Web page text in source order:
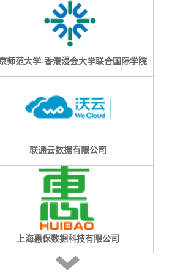
师范大学-香港浸会大学联合国际学院
联通云数据有限公司
上海惠保数据科技有限公司